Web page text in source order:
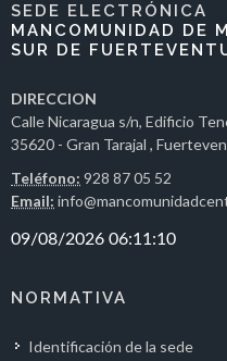
SEDE ELECTRÓNICA
MANCOMUNIDAD DE
SUR DE
DIRECCION
Calle Nicaragua s/n, Edificio
35620 - Gran Tarajal ,
Teléfono: 928 87 05 52
Email:
NORMATIVA
Identificación de la sede